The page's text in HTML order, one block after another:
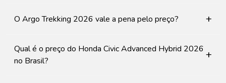
O Argo Trekking 2026 vale a pena pelo preço? +
Qual é o preço do Honda Civic Advanced Hybrid 2026
no Brasil?
+